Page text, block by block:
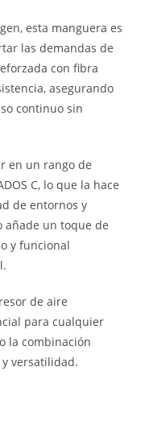
esta manguera es
las demandas de
con fibra
asegurando
continuo sin
en un rango de
C, lo que la hace
de entornos y
añade un toque de
y funcional
de aire
para cualquier
la combinación
versatilidad.